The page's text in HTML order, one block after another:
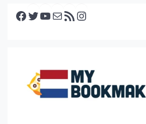
Facebook Twitter YouTube E-mail RSS feed